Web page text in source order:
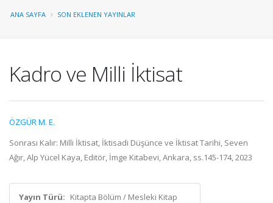
ANA SAYFA SON EKLENEN YAYINLAR
Kadro ve Milli İktisat
ÖZGÜR M. E.
Sonrası Kalır: Milli İktisat, İktisadi Düşünce ve İktisat Tarihi, Seven
Ağır, Alp Yücel Kaya, Editör, İmge Kitabevi, Ankara, ss.145-174, 2023
Yayın Türü: Kitapta Bölüm / Mesleki Kitap